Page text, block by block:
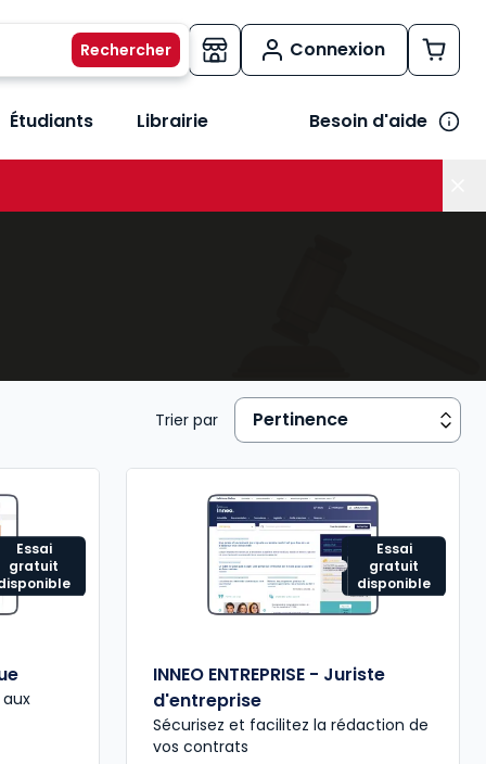
Connexion
métiers
le sous-menu Vos besoins
Étudiants Librairie Besoin d'aide
Trier par
Essai
gratuit
aux
Essai
gratuit
disponible
INNEO ENTREPRISE - Juriste
d'entreprise
Sécurisez et facilitez la rédaction de
vos contrats